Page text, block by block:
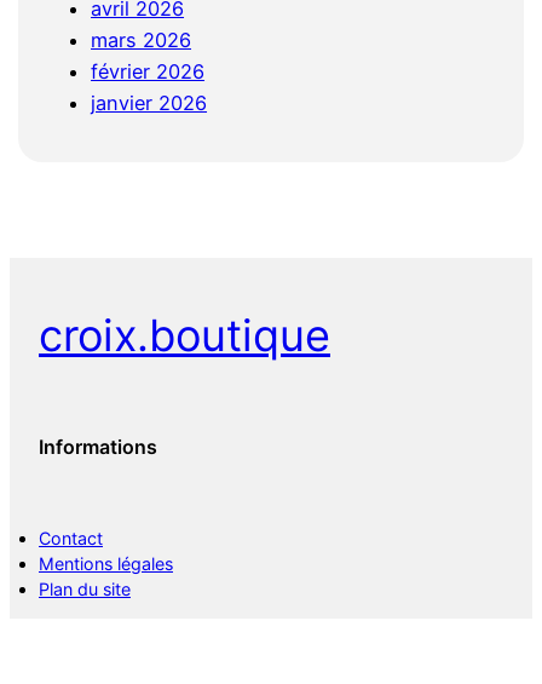
avril 2026
mars 2026
février 2026
janvier 2026
croix.boutique
Informations
Contact
Mentions légales
Plan du site